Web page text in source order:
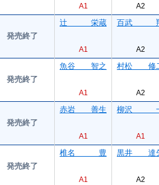
A1 A2
発売終了
辻 栄蔵
A1
百武
A2
発売終了
魚谷 智之
A1
村松 修
A2
発売終了
赤岩 善生
A1
柳沢
A1
発売終了
椎名 豊
A1
黒井 達
A2